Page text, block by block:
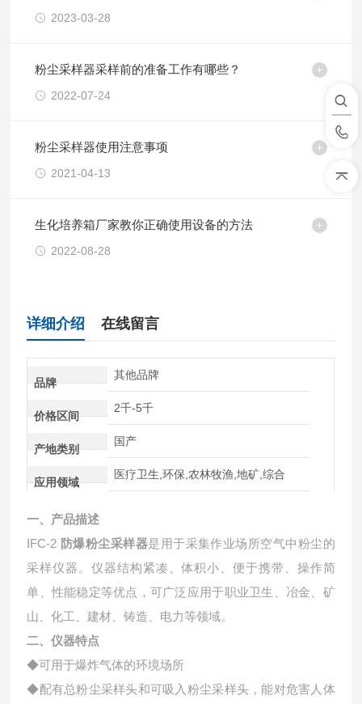
2023-03-28
粉尘采样器采样前的准备工作有哪些？
2022-07-24
粉尘采样器使用注意事项
2021-04-13
生化培养箱厂家教你正确使用设备的方法
2022-08-28
详细介绍 在线留言
品牌
其他品牌
价格区间
2千-5千
产地类别
国产
应用领域
医疗卫生,环保,农林牧渔,地矿,综合
一、产品描述
IFC-2 防爆粉尘采样器是用于采集作业场所空气中粉尘的
采样仪器。仪器结构紧凑、体积小、便于携带、操作简
单、性能稳定等优点，可广泛应用于职业卫生、冶金、矿
山、化工、建材、铸造、电力等领域。
二、仪器特点
◆可用于爆炸气体的环境场所
◆配有总粉尘采样头和可吸入粉尘采样头，能对危害人体